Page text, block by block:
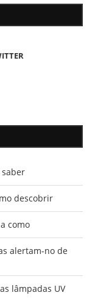
descobrir
como
alertam-no de
lâmpadas UV